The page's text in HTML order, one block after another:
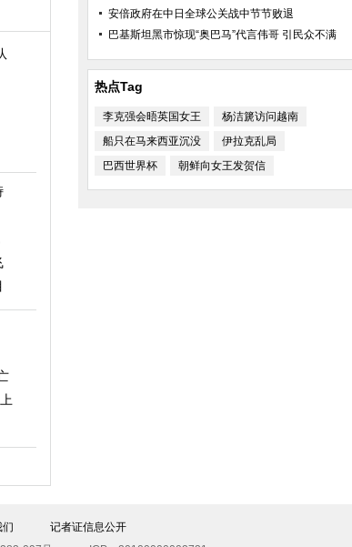
安倍政府在中日全球公关战中节节败退
巴基斯坦黑市惊现“奥巴马”代言伟哥 引民众不满
热点Tag
李克强会晤英国女王
杨洁篪访问越南
船只在马来西亚沉没
伊拉克乱局
巴西世界杯
朝鲜向女王发贺信
们
记者证信息公开